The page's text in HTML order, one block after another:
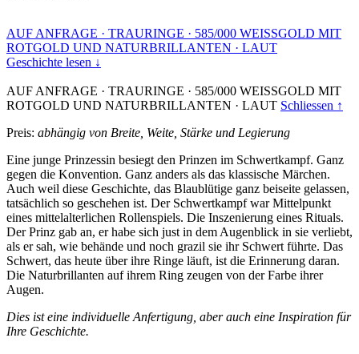
AUF ANFRAGE · TRAURINGE · 585/000 WEISSGOLD MIT
ROTGOLD UND NATURBRILLANTEN · LAUT
Geschichte lesen ↓
AUF ANFRAGE · TRAURINGE · 585/000 WEISSGOLD MIT
ROTGOLD UND NATURBRILLANTEN · LAUT Schliessen ↑
Preis: abhängig von Breite, Weite, Stärke und Legierung
Eine junge Prinzessin besiegt den Prinzen im Schwertkampf. Ganz
gegen die Konvention. Ganz anders als das klassische Märchen.
Auch weil diese Geschichte, das Blaublütige ganz beiseite gelassen,
tatsächlich so geschehen ist. Der Schwertkampf war Mittelpunkt
eines mittelalterlichen Rollenspiels. Die Inszenierung eines Rituals.
Der Prinz gab an, er habe sich just in dem Augenblick in sie verliebt,
als er sah, wie behände und noch grazil sie ihr Schwert führte. Das
Schwert, das heute über ihre Ringe läuft, ist die Erinnerung daran.
Die Naturbrillanten auf ihrem Ring zeugen von der Farbe ihrer
Augen.
Dies ist eine individuelle Anfertigung, aber auch eine Inspiration für
Ihre Geschichte.